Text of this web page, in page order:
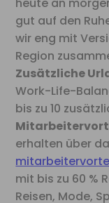
heute an
gut auf den
wir eng mit
Region
Zusätzliche
Work-Life-
bis zu 10
erhalten über
mit bis zu 60 %
Reisen, Mode,